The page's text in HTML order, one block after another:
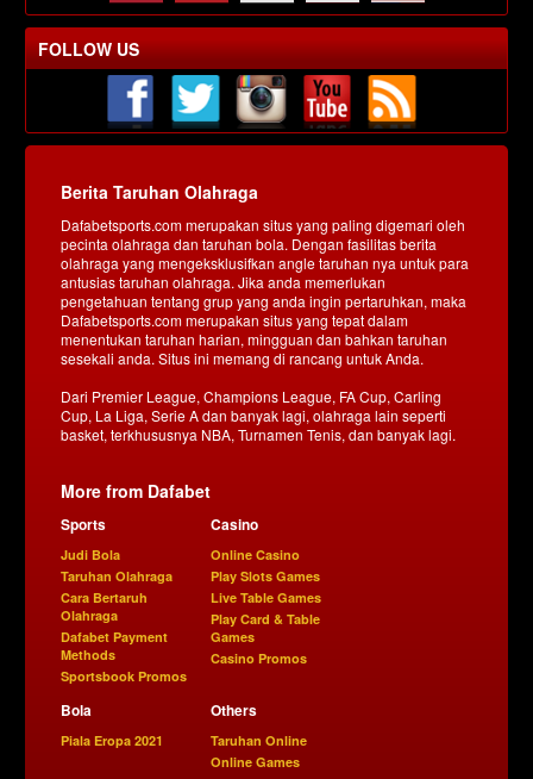
FOLLOW US
Berita Taruhan Olahraga
Dafabetsports.com merupakan situs yang paling digemari oleh
pecinta olahraga dan taruhan bola. Dengan fasilitas berita
olahraga yang mengeksklusifkan angle taruhan nya untuk para
antusias taruhan olahraga. Jika anda memerlukan
pengetahuan tentang grup yang anda ingin pertaruhkan, maka
Dafabetsports.com merupakan situs yang tepat dalam
menentukan taruhan harian, mingguan dan bahkan taruhan
sesekali anda. Situs ini memang di rancang untuk Anda.
Dari Premier League, Champions League, FA Cup, Carling
Cup, La Liga, Serie A dan banyak lagi, olahraga lain seperti
basket, terkhususnya NBA, Turnamen Tenis, dan banyak lagi.
More from Dafabet
Sports
Judi Bola
Taruhan Olahraga
Cara Bertaruh
Olahraga
Dafabet Payment
Methods
Sportsbook Promos
Casino
Online Casino
Play Slots Games
Live Table Games
Play Card & Table
Games
Casino Promos
Bola
Piala Eropa 2021
Others
Taruhan Online
Online Games